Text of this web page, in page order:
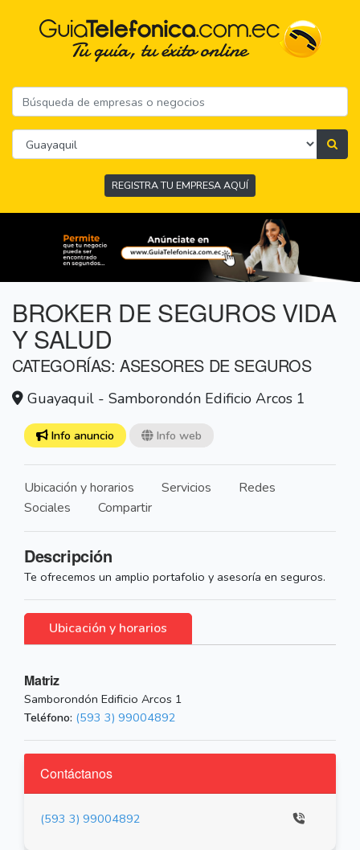
REGISTRA TU EMPRESA AQUÍ
BROKER DE SEGUROS VIDA
Y SALUD
CATEGORÍAS: ASESORES DE SEGUROS
Guayaquil - Samborondón Edificio Arcos 1
Info anuncio Info web
Ubicación y horarios Servicios
Redes
Sociales
Compartir
Descripción
Te ofrecemos un amplio portafolio y asesoría en seguros.
Ubicación y horarios
Matriz
Samborondón Edificio Arcos 1
Teléfono: (593 3) 99004892
Contáctanos
(593 3) 99004892